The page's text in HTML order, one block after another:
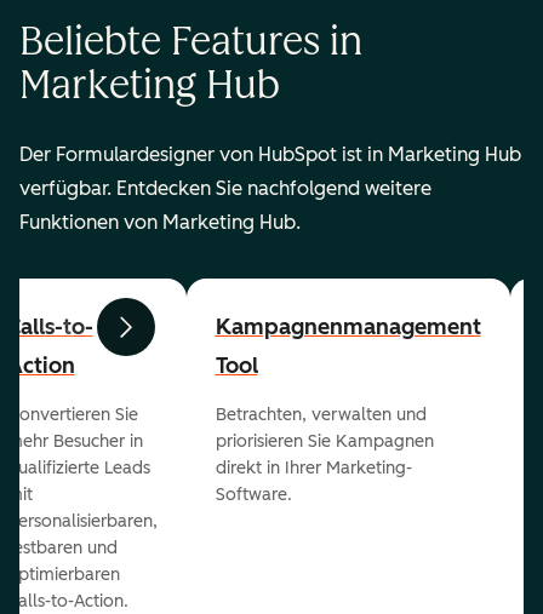
Beliebte Features in
Marketing Hub
Der Formulardesigner von HubSpot ist in Marketing Hub
verfügbar. Entdecken Sie nachfolgend weitere
Funktionen von Marketing Hub.
ZurückWeiter
Calls-to-
Action
Konvertieren Sie
mehr Besucher in
qualifizierte Leads
mit
personalisierbaren,
testbaren und
optimierbaren
Calls-to-Action.
Kampagnenmanagement
Tool
Betrachten, verwalten und
priorisieren Sie Kampagnen
direkt in Ihrer Marketing-
Software.